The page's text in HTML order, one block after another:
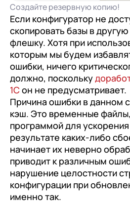
Создайте резервную копию!
Если конфигуратор не
скопировать базы в
флешку. Хотя при
которым мы будем
ошибки, ничего
должно, поскольку
1Сон не предусматривает.
Причина ошибки в данном
кэш. Это временные
программой для
результате каких-либо
начинает их неверно
приводит к различным
нарушение целостности
конфигурации при
именно так.
1С:CRM
Лицензии 1С
Сервисы 1С
1С-ЭДО
1С:Контрагент
1С-Отчетность
1С:Фреш
Доки 1С